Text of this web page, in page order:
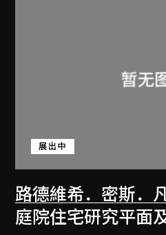
路德維希．密斯．
展出中
庭院住宅研究平面